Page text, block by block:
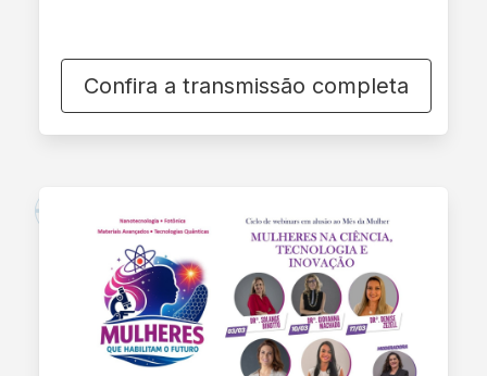
Confira a transmissão completa